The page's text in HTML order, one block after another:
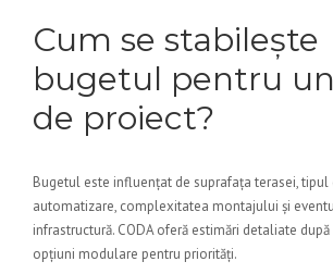
Cum se stabilește
bugetul pentru
de proiect?
Bugetul este influențat de suprafața terasei, tipul
automatizare, complexitatea montajului și
infrastructură. CODA oferă estimări detaliate după
opțiuni modulare pentru priorități.